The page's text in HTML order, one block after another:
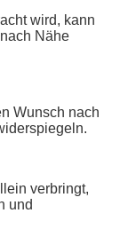
wird, kann
Nähe
Wunsch nach
verbringt,
und